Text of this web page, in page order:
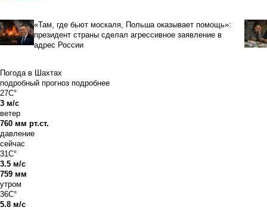
«Там, где бьют москаля, Польша оказывает помощь»:
президент страны сделал агрессивное заявление в
адрес России
Погода в Шахтах
подробный прогноз подробнее
27C°
3 м/с
ветер
760 мм рт.ст.
давление
сейчас
31C°
3.5 м/с
759 мм
утром
36C°
5.8 м/с